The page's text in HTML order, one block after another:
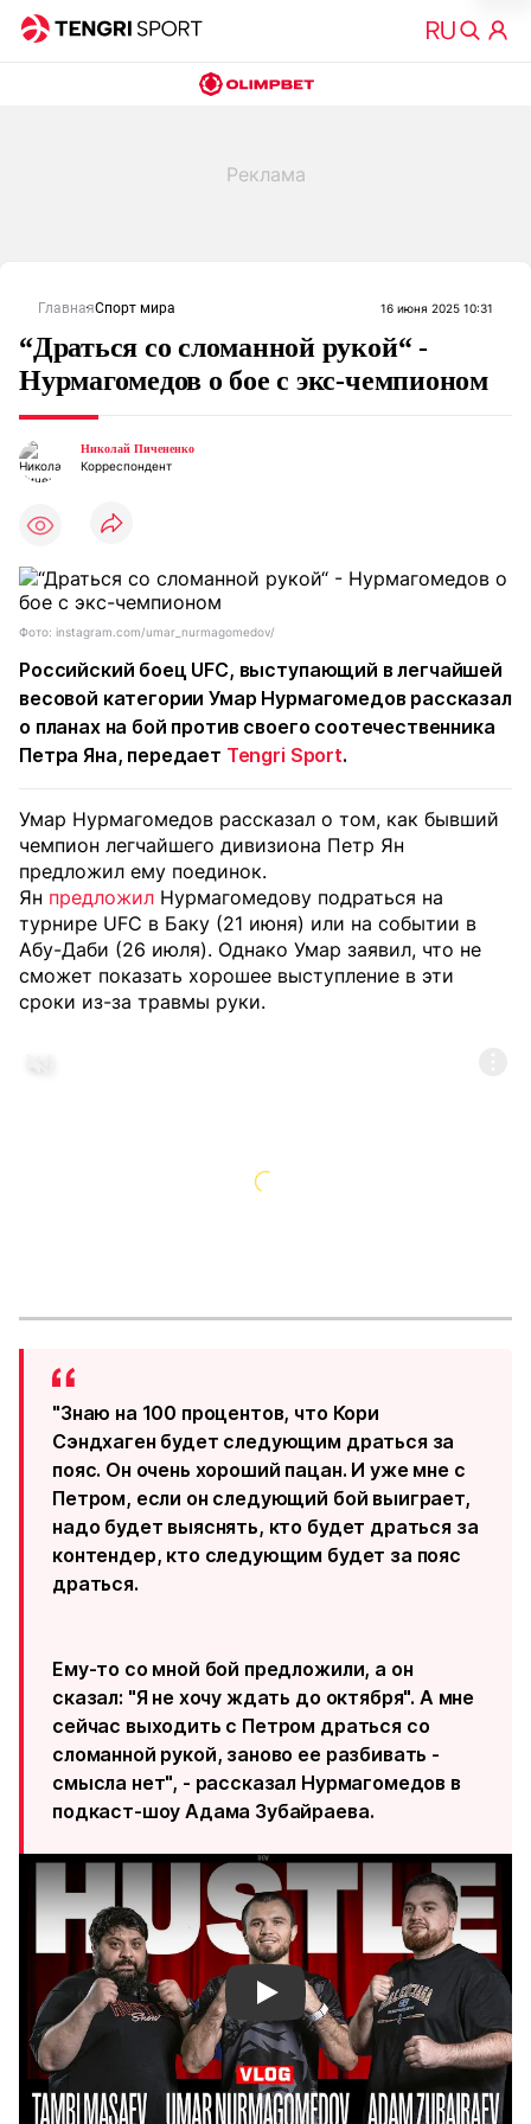
ГлавнаяСпорт мира 16 июня 2025 10:31
“Драться со сломанной рукой“ -
Нурмагомедов о бое с экс-чемпионом
Николай Пичененко
Корреспондент
Фото: instagram.com/umar_nurmagomedov/
Российский боец UFC, выступающий в легчайшей
весовой категории Умар Нурмагомедов рассказал
о планах на бой против своего соотечественника
Петра Яна, передает Tengri Sport.
Умар Нурмагомедов рассказал о том, как бывший
чемпион легчайшего дивизиона Петр Ян
предложил ему поединок.
Ян предложил Нурмагомедову подраться на
турнире UFC в Баку (21 июня) или на событии в
Абу-Даби (26 июля). Однако Умар заявил, что не
сможет показать хорошее выступление в эти
сроки из-за травмы руки.
"Знаю на 100 процентов, что Кори
Сэндхаген будет следующим драться за
пояс. Он очень хороший пацан. И уже мне с
Петром, если он следующий бой выиграет,
надо будет выяснять, кто будет драться за
контендер, кто следующим будет за пояс
драться.
Ему-то со мной бой предложили, а он
сказал: "Я не хочу ждать до октября". А мне
сейчас выходить с Петром драться со
сломанной рукой, заново ее разбивать -
смысла нет", - рассказал Нурмагомедов в
подкаст-шоу Адама Зубайраева.
Смотреть видео YouTube